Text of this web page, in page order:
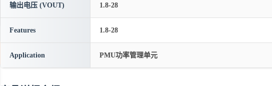
输出电压 (VOUT) 1.8-28
Features 1.8-28
Application PMU功率管理单元